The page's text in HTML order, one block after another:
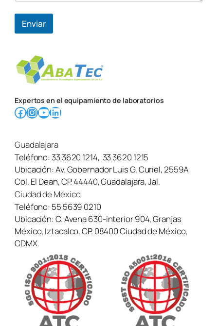
Enviar
Expertos en el equipamiento de laboratorios
Facebook InstagramYouTube LinkedIn
Guadalajara
Teléfono:33 3620 1214, 33 3620 1215
Ubicación:Av. Gobernador Luis G. Curiel, 2559A
Col. El Dean, CP. 44440, Guadalajara, Jal.
Ciudad de México
Teléfono: 55 5639 0210
Ubicación:C. Avena 630-interior 904, Granjas
México, Iztacalco, CP. 08400 Ciudad de México,
CDMX.